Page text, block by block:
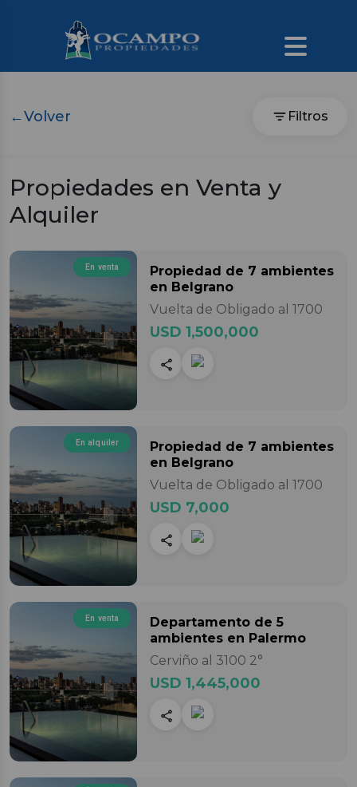
←Volver Filtros
Propiedades en Venta y
Alquiler
En venta Propiedad de 7 ambientes
en Belgrano
Vuelta de Obligado al 1700
USD 1,500,000
En alquiler Propiedad de 7 ambientes
en Belgrano
Vuelta de Obligado al 1700
USD 7,000
En venta Departamento de 5
ambientes en Palermo
Cerviño al 3100 2°
USD 1,445,000